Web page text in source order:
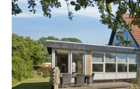
Stavsdalvej
24,
Østerlars,
3760
Gudhjem